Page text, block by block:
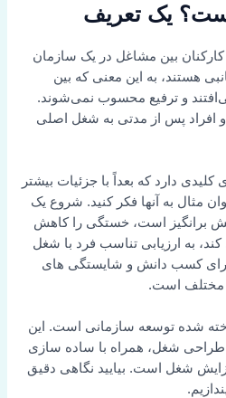
یک تعریف
بین مشاغل در یک سازمان
هستند، به این معنی که بین
و ترفیع محسوب نمی‌شوند.
افراد پس از مدتی به شغل اصلی
دارد که بعداً با جزئیات بیشتر
مثال به آنها فکر کنید. شروع یک
برانگیز است، خستگی را کاهش
به ارزیابی تناسب فرد با شغل
کسب دانش و شایستگی های
مختلف است.
شده توسعه سازمانی است. این
شغل، همراه با ساده سازی
شغل است. بیایید نگاهی دقیق